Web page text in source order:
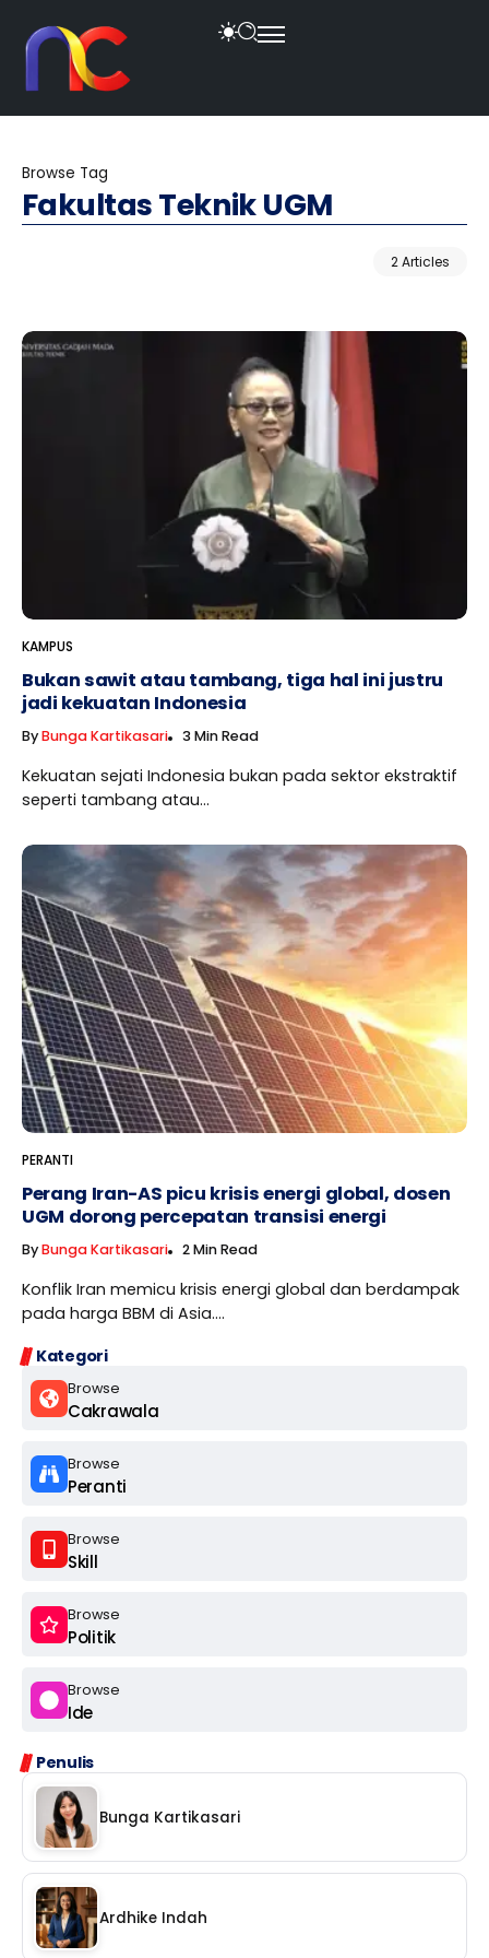
Browse Tag
Fakultas Teknik UGM
2 Articles
Kategori
Browse
Cakrawala
Browse
Peranti
Browse
Skill
Browse
Politik
Browse
Ide
Penulis
Bunga Kartikasari
Ardhike Indah
KAMPUS
Bukan sawit atau tambang, tiga hal ini justru
jadi kekuatan Indonesia
ByBunga Kartikasari 3 Min Read
Kekuatan sejati Indonesia bukan pada sektor ekstraktif
seperti tambang atau...
PERANTI
Perang Iran-AS picu krisis energi global, dosen
UGM dorong percepatan transisi energi
ByBunga Kartikasari 2 Min Read
Konflik Iran memicu krisis energi global dan berdampak
pada harga BBM di Asia....